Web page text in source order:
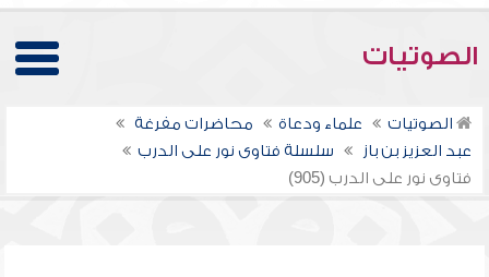
الصوتيات
الصوتيات علماء ودعاة
محاضرات مفرغة
عبد العزيز بن باز
سلسلة فتاوى نور على الدرب
فتاوى نور على الدرب (905)